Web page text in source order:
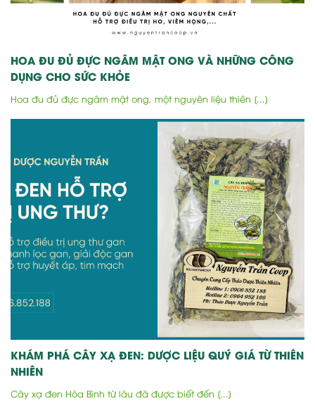
HOA ĐU ĐỦ ĐỰC NGÂM MẬT ONG VÀ NHỮNG CÔNG
DỤNG CHO SỨC KHỎE
Hoa đu đủ đực ngâm mật ong, một nguyên liệu thiên [...]
KHÁM PHÁ CÂY XẠ ĐEN: DƯỢC LIỆU QUÝ GIÁ TỪ THIÊN
NHIÊN
Cây xạ đen Hòa Bình từ lâu đã được biết đến [...]